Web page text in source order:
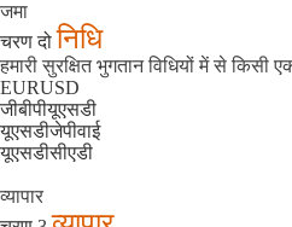
जमा
चरण दो निधि
हमारी सुरक्षित भुगतान विधियों में से
EURUSD
जीबीपीयूएसडी
यूएसडीजेपीवाई
यूएसडीसीएडी
व्यापार